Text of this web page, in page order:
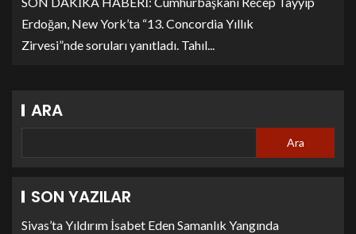
Erdoğan, New York’ta “13. Concordia Yıllık
Zirvesi”nde soruları yanıtladı. Tahıl...
ARA
Ara
SON YAZILAR
Sivas’ta Yıldırım İsabet Eden Samanlık Yangında